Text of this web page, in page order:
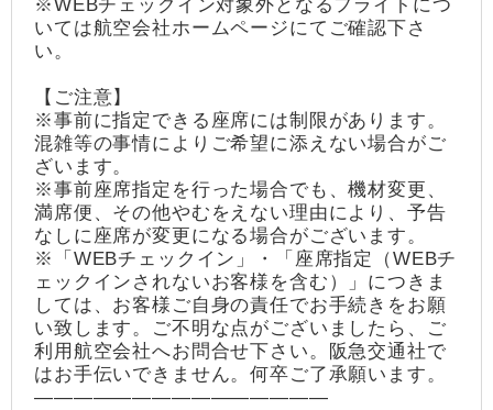
※WEBチェックイン対象外となるフライトにつ
いては航空会社ホームページにてご確認下さ
い。
【ご注意】
※事前に指定できる座席には制限があります。
混雑等の事情によりご希望に添えない場合がご
ざいます。
※事前座席指定を行った場合でも、機材変更、
満席便、その他やむをえない理由により、予告
なしに座席が変更になる場合がございます。
※「WEBチェックイン」・「座席指定（WEBチ
ェックインされないお客様を含む）」につきま
しては、お客様ご自身の責任でお手続きをお願
い致します。ご不明な点がございましたら、ご
利用航空会社へお問合せ下さい。阪急交通社で
はお手伝いできません。何卒ご了承願います。
―――――――――――――――